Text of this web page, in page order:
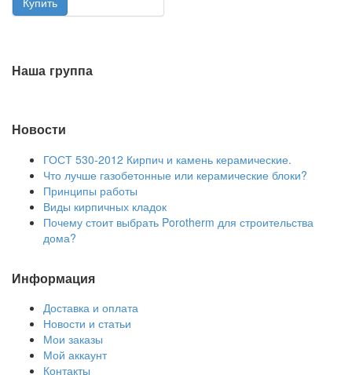
Наша группа
Новости
ГОСТ 530-2012 Кирпич и камень керамические.
Что лучше газобетонные или керамические блоки?
Принципы работы
Виды кирпичных кладок
Почему стоит выбрать Porotherm для строительства
дома?
Информация
Доставка и оплата
Новости и статьи
Мои заказы
Мой аккаунт
Контакты